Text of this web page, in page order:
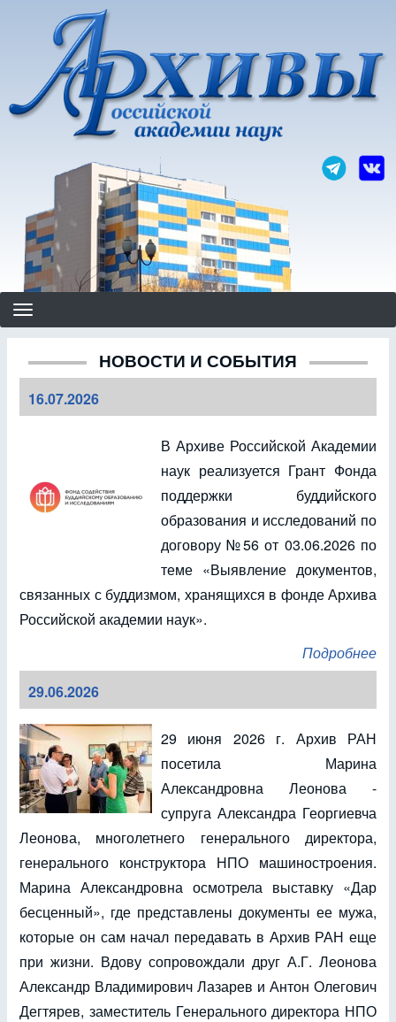
основному
содержанию
НОВОСТИ И СОБЫТИЯ
16.07.2026
В Архиве Российской Академии
наук реализуется Грант Фонда
поддержки буддийского
образования и исследований по
договору №56 от 03.06.2026 по
теме «Выявление документов,
связанных с буддизмом, хранящихся в фонде Архива
Российской академии наук».
Подробнее
29.06.2026
29 июня 2026 г. Архив РАН
посетила Марина
Александровна Леонова -
супруга Александра Георгиевча
Леонова, многолетнего генерального директора,
генерального конструктора НПО машиностроения.
Марина Александровна осмотрела выставку «Дар
бесценный», где представлены документы ее мужа,
которые он сам начал передавать в Архив РАН еще
при жизни. Вдову сопровождали друг А.Г. Леонова
Александр Владимирович Лазарев и Антон Олегович
Дегтярев, заместитель Генерального директора НПО